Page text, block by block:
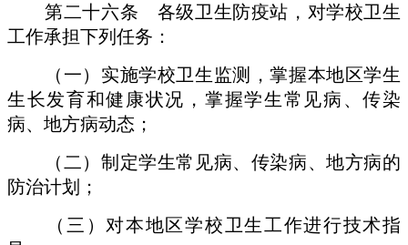
第二十六条 各级卫生防疫站，对学校卫生
工作承担下列任务：
（一）实施学校卫生监测，掌握本地区学生
生长发育和健康状况，掌握学生常见病、传染
病、地方病动态；
（二）制定学生常见病、传染病、地方病的
防治计划；
（三）对本地区学校卫生工作进行技术指